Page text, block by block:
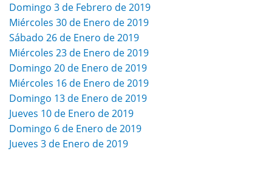
Domingo 3 de Febrero de 2019
Miércoles 30 de Enero de 2019
Sábado 26 de Enero de 2019
Miércoles 23 de Enero de 2019
Domingo 20 de Enero de 2019
Miércoles 16 de Enero de 2019
Domingo 13 de Enero de 2019
Jueves 10 de Enero de 2019
Domingo 6 de Enero de 2019
Jueves 3 de Enero de 2019